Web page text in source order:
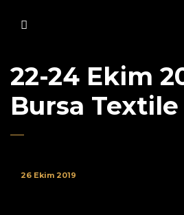
22-24 Ekim
Bursa
26 Ekim 2019